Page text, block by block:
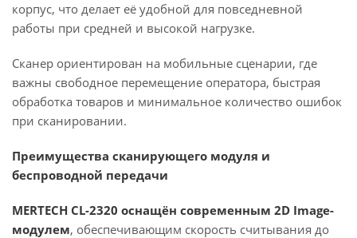
корпус, что делает её удобной для повседневной
работы при средней и высокой нагрузке.
Сканер ориентирован на мобильные сценарии, где
важны свободное перемещение оператора, быстрая
обработка товаров и минимальное количество ошибок
при сканировании.
Преимущества сканирующего модуля и
беспроводной передачи
MERTECH CL-2320 оснащён современным 2D Image-
модулем, обеспечивающим скорость считывания до